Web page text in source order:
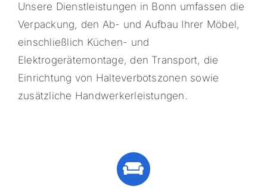
Unsere Dienstleistungen in Bonn umfassen die
Verpackung, den Ab- und Aufbau Ihrer Möbel,
einschließlich Küchen- und
Elektrogerätemontage, den Transport, die
Einrichtung von Halteverbotszonen sowie
zusätzliche Handwerkerleistungen.